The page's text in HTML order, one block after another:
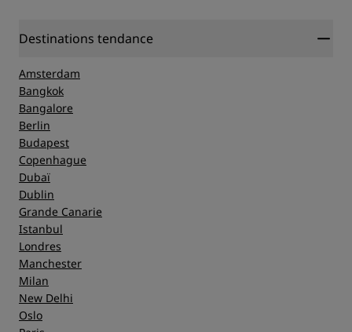
Destinations tendance
Amsterdam
Bangkok
Bangalore
Berlin
Budapest
Copenhague
Dubaï
Dublin
Grande Canarie
Istanbul
Londres
Manchester
Milan
New Delhi
Oslo